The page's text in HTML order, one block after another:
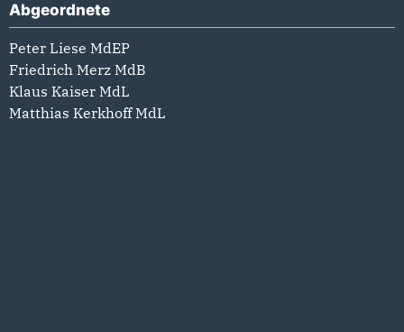
Abgeordnete
Peter Liese MdEP
Friedrich Merz MdB
Klaus Kaiser MdL
Matthias Kerkhoff MdL